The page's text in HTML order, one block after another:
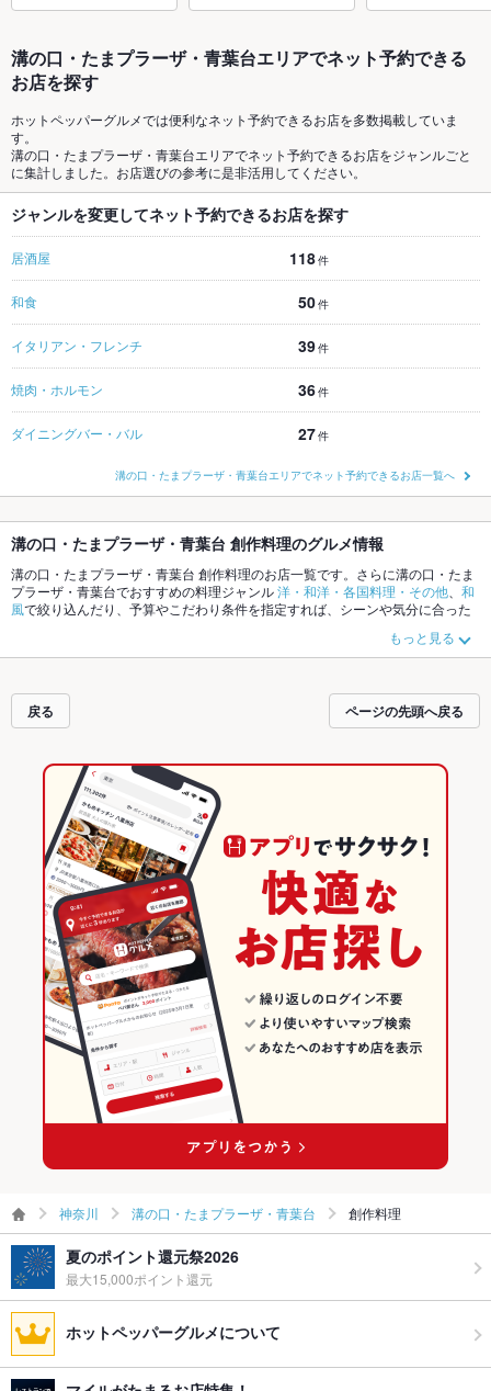
溝の口・たまプラーザ・青葉台エリアでネット予約できる
お店を探す
ホットペッパーグルメでは便利なネット予約できるお店を多数掲載していま
す。
溝の口・たまプラーザ・青葉台エリアでネット予約できるお店をジャンルごと
に集計しました。お店選びの参考に是非活用してください。
ジャンルを変更してネット予約できるお店を探す
居酒屋 118件
和食 50件
イタリアン・フレンチ 39件
焼肉・ホルモン 36件
ダイニングバー・バル 27件
溝の口・たまプラーザ・青葉台エリアでネット予約できるお店一覧へ
溝の口・たまプラーザ・青葉台 創作料理のグルメ情報
溝の口・たまプラーザ・青葉台 創作料理のお店一覧です。さらに溝の口・たま
プラーザ・青葉台でおすすめの料理ジャンル洋・和洋・各国料理・その他
和
風で絞り込んだり、予算やこだわり条件を指定すれば、シーンや気分に合った
ろん、こだわりメニューや季節のおすすめ料理など、お店の最新情報をご紹介
しているので安心！24時間使える簡単便利なネット予約が使えるお店も拡大中
得に便利にホットペッパーグルメをご利用ください。
もっと見る
戻る ページの先頭へ戻る
神奈川 溝の口・たまプラーザ・青葉台 創作料理
夏のポイント還元祭2026
最大15,000ポイント還元
ホットペッパーグルメについて